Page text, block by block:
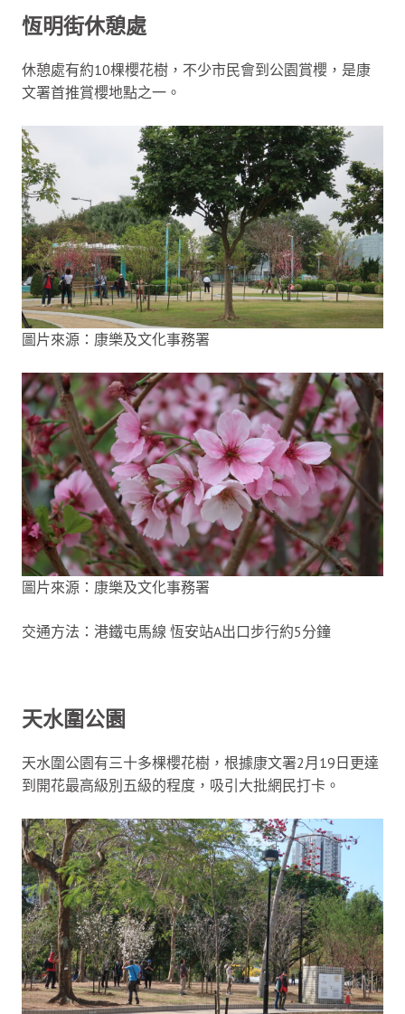
恆明街休憩處
休憩處有約10棵櫻花樹，不少市民會到公園賞櫻，是康
文署首推賞櫻地點之一。
圖片來源：康樂及文化事務署
圖片來源：康樂及文化事務署
交通方法：港鐵屯馬線 恆安站A出口步行約5分鐘
天水圍公園
天水圍公園有三十多棵櫻花樹，根據康文署2月19日更達
到開花最高級別五級的程度，吸引大批網民打卡。